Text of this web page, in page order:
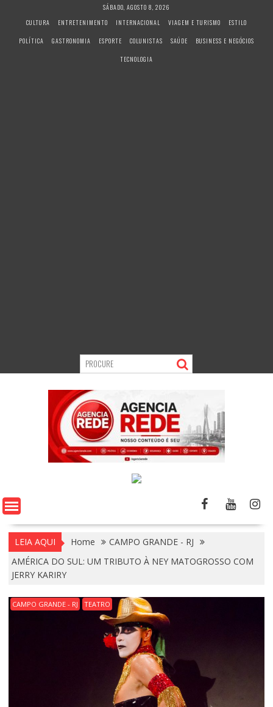
SÁBADO, AGOSTO 8, 2026
CULTURA
ENTRETENIMENTO INTERNACIONAL VIAGEM E TURISMO
ESTILO
POLÍTICA
GASTRONOMIA ESPORTE COLUNISTAS SAÚDE
BUSINESS E NEGÓCIOS
TECNOLOGIA
LEIA AQUI Home
CAMPO GRANDE - RJ
AMÉRICA DO SUL: UM TRIBUTO À NEY MATOGROSSO COM
JERRY KARIRY
CAMPO GRANDE - RJ TEATRO